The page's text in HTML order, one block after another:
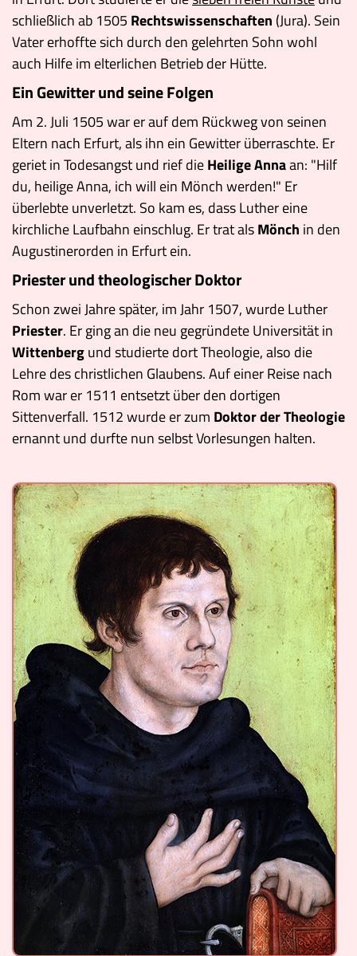
schließlich ab 1505 Rechtswissenschaften (Jura). Sein
Vater erhoffte sich durch den gelehrten Sohn wohl
auch Hilfe im elterlichen Betrieb der Hütte.
Ein Gewitter und seine Folgen
Am 2. Juli 1505 war er auf dem Rückweg von seinen
Eltern nach Erfurt, als ihn ein Gewitter überraschte. Er
geriet in Todesangst und rief dieHeilige Annaan: "Hilf
du, heilige Anna, ich will ein Mönch werden!" Er
überlebte unverletzt. So kam es, dass Luther eine
kirchliche Laufbahn einschlug. Er trat alsMönch in den
Augustinerorden in Erfurt ein.
Priester und theologischer Doktor
Schon zwei Jahre später, im Jahr 1507, wurde Luther
Priester. Er ging an die neu gegründete Universität in
Wittenbergund studierte dort Theologie, also die
Lehre des christlichen Glaubens. Auf einer Reise nach
Rom war er 1511 entsetzt über den dortigen
Sittenverfall. 1512 wurde er zum Doktor der Theologie
ernannt und durfte nun selbst Vorlesungen halten.